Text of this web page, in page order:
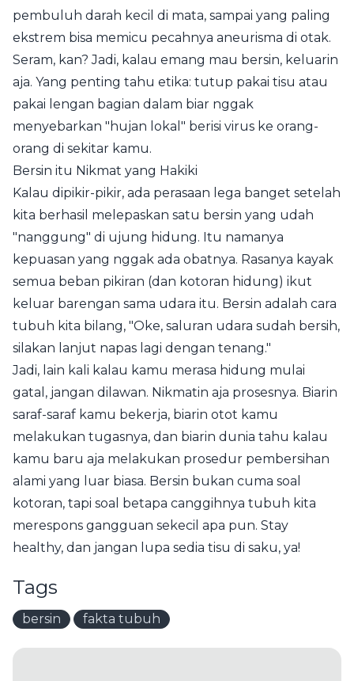
pembuluh darah kecil di mata, sampai yang paling
ekstrem bisa memicu pecahnya aneurisma di otak.
Seram, kan? Jadi, kalau emang mau bersin, keluarin
aja. Yang penting tahu etika: tutup pakai tisu atau
pakai lengan bagian dalam biar nggak
menyebarkan "hujan lokal" berisi virus ke orang-
orang di sekitar kamu.
Bersin itu Nikmat yang Hakiki
Kalau dipikir-pikir, ada perasaan lega banget setelah
kita berhasil melepaskan satu bersin yang udah
"nanggung" di ujung hidung. Itu namanya
kepuasan yang nggak ada obatnya. Rasanya kayak
semua beban pikiran (dan kotoran hidung) ikut
keluar barengan sama udara itu. Bersin adalah cara
tubuh kita bilang, "Oke, saluran udara sudah bersih,
silakan lanjut napas lagi dengan tenang."
Jadi, lain kali kalau kamu merasa hidung mulai
gatal, jangan dilawan. Nikmatin aja prosesnya. Biarin
saraf-saraf kamu bekerja, biarin otot kamu
melakukan tugasnya, dan biarin dunia tahu kalau
kamu baru aja melakukan prosedur pembersihan
alami yang luar biasa. Bersin bukan cuma soal
kotoran, tapi soal betapa canggihnya tubuh kita
merespons gangguan sekecil apa pun. Stay
healthy, dan jangan lupa sedia tisu di saku, ya!
Tags
bersin fakta tubuh